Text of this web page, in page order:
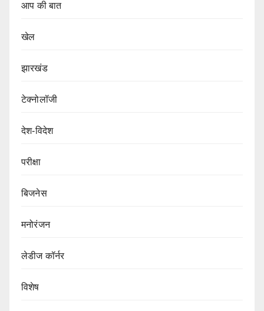
आप की बात
खेल
झारखंड
टेक्नोलॉजी
देश-विदेश
परीक्षा
बिजनेस
मनोरंजन
लेडीज कॉर्नर
विशेष